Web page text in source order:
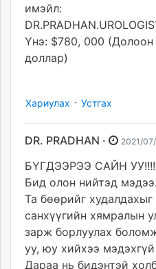
имэйл:
Yнэ: $780, 000 (Долоон
доллар)
Хариулах · Устгах
DR. PRADHAN · 2021/
БҮГДЭЭРЭЭ САЙН
Бид олон нийтэд
Та бөөрийг худалдахыг
санхүүгийн хямралын
зарж борлуулах
уу, юу хийхээ
Дараа нь бидэнтэй